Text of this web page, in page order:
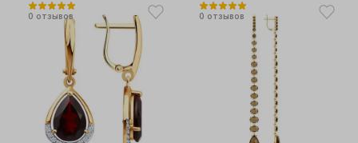
0 отзывов 0 отзывов